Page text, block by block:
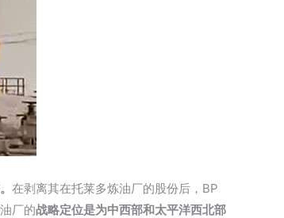
在剥离其在托莱多炼油厂的股份后，BP
厂的战略定位是为中西部和太平洋西北部